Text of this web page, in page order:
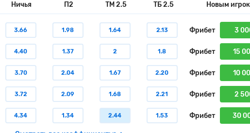
Ничья П2 ТМ 2.5 ТБ 2.5 Новым
3.66 1.98 1.64 2.13 Фрибет 3
4.40 1.37 2 1.8 Фрибет 15
3.70 2.04 1.67 2.20 Фрибет 10
3.72 2.09 1.68 2.21 Фрибет 2
4.34 1.34 2.44 1.53 Фрибет 30